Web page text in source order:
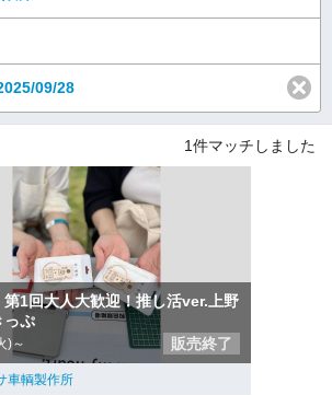
09/28
1件マッチしました
1回大人大歓迎！推し活ver.上野
っぷ
)～ 販売終了
車輌製作所